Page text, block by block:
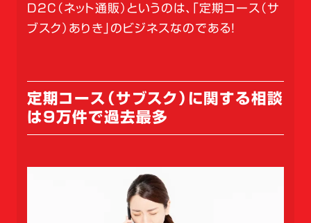
D2C（ネット通販）というのは、「定期コース（サ
ブスク）ありき」のビジネスなのである！
定期コース（サブスク）に関する相談
は9万件で過去最多